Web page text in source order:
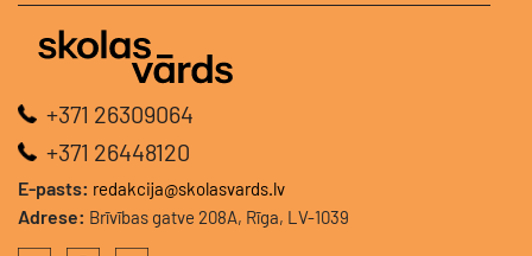
+371 26309064
+371 26448120
E-pasts: redakcija@skolasvards.lv
Adrese: Brīvības gatve 208A, Rīga, LV-1039